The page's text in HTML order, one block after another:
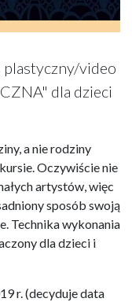
plastyczny/video
dla dzieci
a nie rodziny
Oczywiście nie
artystów, więc
sposób swoją
Technika wykonania
dla dzieci i
r. (decyduje data